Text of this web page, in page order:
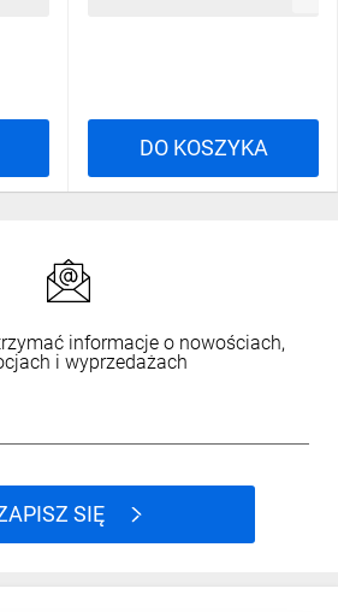
DO KOSZYKA
informacje o nowościach,
i wyprzedażach
SIĘ